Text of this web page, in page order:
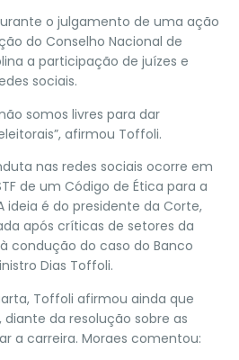
o julgamento de uma ação
do Conselho Nacional de
a participação de juízes e
sociais.
somos livres para dar
afirmou Toffoli.
nas redes sociais ocorre em
de um Código de Ética para a
ideia é do presidente da Corte,
após críticas de setores da
condução do caso do Banco
Dias Toffoli.
Toffoli afirmou ainda que
da resolução sobre as
a carreira. Moraes comentou: